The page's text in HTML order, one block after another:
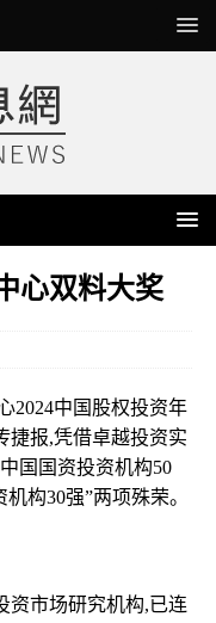
心双料大奖
2024中国股权投资年
捷报,凭借卓越投资实
国国资投资机构50
构30强”两项殊荣。
资市场研究机构,已连